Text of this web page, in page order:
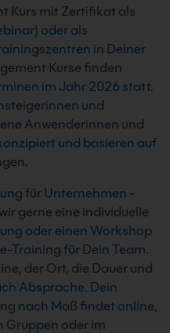
Kurs mit Zertifikat als
oder als
in Deiner
Kurse finden
im Jahr 2026 statt.
und
Anwenderinnen und
und basieren auf
für Unternehmen -
gerne eine individuelle
oder einen Workshop
Training für Dein Team.
der Ort, die Dauer und
Absprache. Dein
nach Maß findet online,
Gruppen oder im